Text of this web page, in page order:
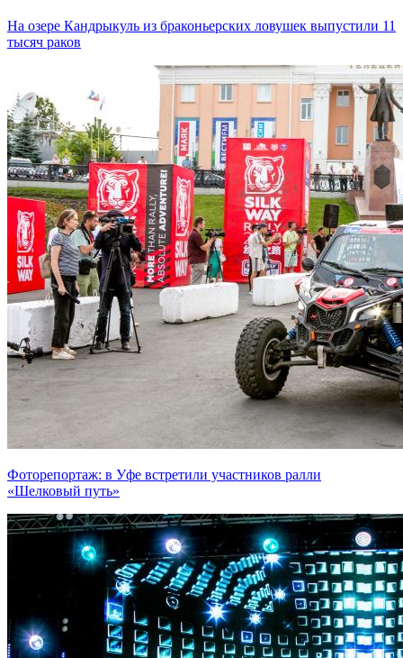
На озере Кандрыкуль из браконьерских ловушек выпустили 11
тысяч раков
Фоторепортаж: в Уфе встретили участников ралли
«Шелковый путь»